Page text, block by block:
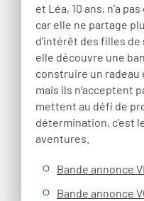
et Léa, 10 ans, n’a
car elle ne partage
d’intérêt des filles
elle découvre une
construire un radeau
mais ils n’acceptent
mettent au défi de
détermination, c’est
aventures.
Bande annonce
Bande annonce